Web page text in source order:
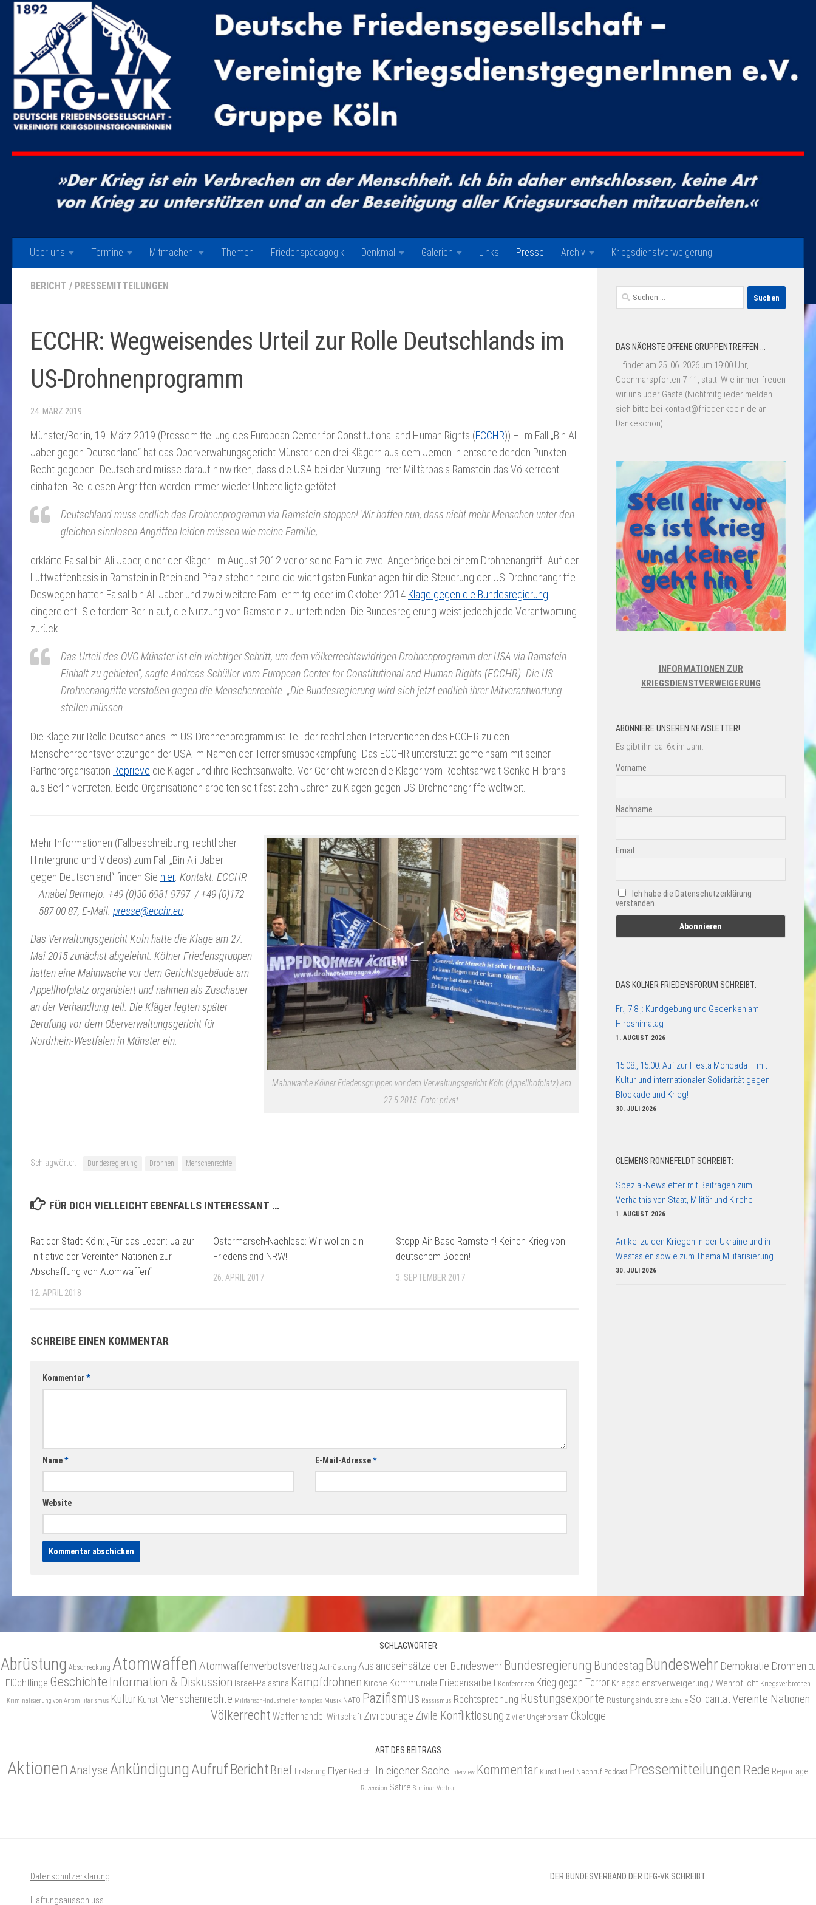
Zum Inhalt springen
Über uns Termine Mitmachen! Themen Friedenspädagogik Denkmal Galerien Links Presse Archiv Kriegsdienstverweigerung
BERICHT / PRESSEMITTEILUNGEN
ECCHR: Wegweisendes Urteil zur Rolle Deutschlands im
US-Drohnenprogramm
24. MÄRZ 2019
Münster/Berlin, 19. März 2019 (Pressemitteilung des European Center for Constitutional and Human Rights (ECCHR)) – Im Fall „Bin Ali
Jaber gegen Deutschland“ hat das Oberverwaltungsgericht Münster den drei Klägern aus dem Jemen in entscheidenden Punkten
Recht gegeben. Deutschland müsse darauf hinwirken, dass die USA bei der Nutzung ihrer Militärbasis Ramstein das Völkerrecht
einhalten. Bei diesen Angriffen werden immer wieder Unbeteiligte getötet.
Deutschland muss endlich das Drohnenprogramm via Ramstein stoppen! Wir hoffen nun, dass nicht mehr Menschen unter den
gleichen sinnlosen Angriffen leiden müssen wie meine Familie,
erklärte Faisal bin Ali Jaber, einer der Kläger. Im August 2012 verlor seine Familie zwei Angehörige bei einem Drohnenangriff. Auf der
Luftwaffenbasis in Ramstein in Rheinland-Pfalz stehen heute die wichtigsten Funkanlagen für die Steuerung der US-Drohnenangriffe.
Deswegen hatten Faisal bin Ali Jaber und zwei weitere Familienmitglieder im Oktober 2014 Klage gegen die Bundesregierung
eingereicht. Sie fordern Berlin auf, die Nutzung von Ramstein zu unterbinden. Die Bundesregierung weist jedoch jede Verantwortung
zurück.
Das Urteil des OVG Münster ist ein wichtiger Schritt, um dem völkerrechtswidrigen Drohnenprogramm der USA via Ramstein
Einhalt zu gebieten“, sagte Andreas Schüller vom European Center for Constitutional and Human Rights (ECCHR). Die US-
Drohnenangriffe verstoßen gegen die Menschenrechte. „Die Bundesregierung wird sich jetzt endlich ihrer Mitverantwortung
stellen müssen.
Die Klage zur Rolle Deutschlands im US-Drohnenprogramm ist Teil der rechtlichen Interventionen des ECCHR zu den
Menschenrechtsverletzungen der USA im Namen der Terrorismusbekämpfung. Das ECCHR unterstützt gemeinsam mit seiner
Partnerorganisation Reprieve die Kläger und ihre Rechtsanwälte. Vor Gericht werden die Kläger vom Rechtsanwalt Sönke Hilbrans
aus Berlin vertreten. Beide Organisationen arbeiten seit fast zehn Jahren zu Klagen gegen US-Drohnenangriffe weltweit.
Mahnwache Kölner Friedensgruppen vor dem Verwaltungsgericht Köln (Appellhofplatz) am
27.5.2015. Foto: privat.
Mehr Informationen (Fallbeschreibung, rechtlicher
Hintergrund und Videos) zum Fall „Bin Ali Jaber
gegen Deutschland“ finden Sie hier. Kontakt: ECCHR
– Anabel Bermejo: +49 (0)30 6981 9797 / +49 (0)172
– 587 00 87, E-Mail: presse@ecchr.eu
Das Verwaltungsgericht Köln hatte die Klage am 27.
Mai 2015 zunächst abgelehnt. Kölner Friedensgruppen
hatten eine Mahnwache vor dem Gerichtsgebäude am
Appellhofplatz organisiert und nahmen als Zuschauer
an der Verhandlung teil. Die Kläger legten später
Berufung vor dem Oberverwaltungsgericht für
Nordrhein-Westfalen in Münster ein.
Schlagwörter: Bundesregierung Drohnen Menschenrechte
FÜR DICH VIELLEICHT EBENFALLS INTERESSANT …
Rat der Stadt Köln: „Für das Leben: Ja zur
Initiative der Vereinten Nationen zur
Abschaffung von Atomwaffen“
12. APRIL 2018
Ostermarsch-Nachlese: Wir wollen ein
Friedensland NRW!
26. APRIL 2017
Stopp Air Base Ramstein! Keinen Krieg von
deutschem Boden!
3. SEPTEMBER 2017
SCHREIBE EINEN KOMMENTAR
Kommentar*
Name* E-Mail-Adresse*
Website
Suchen
nach:
DAS NÄCHSTE OFFENE GRUPPENTREFFEN ...
... findet am 25. 06. 2026 um 19:00 Uhr,
Obenmarspforten 7-11, statt. Wie immer freuen
wir uns über Gäste (Nichtmitglieder melden
sich bitte bei kontakt@friedenkoeln.de an -
Dankeschön).
INFORMATIONEN ZUR
KRIEGSDIENSTVERWEIGERUNG
ABONNIERE UNSEREN NEWSLETTER!
Es gibt ihn ca. 6x im Jahr.
Vorname
Nachname
Email
Ich habe die Datenschutzerklärung
verstanden.
DAS KÖLNER FRIEDENSFORUM SCHREIBT:
Fr., 7.8.,: Kundgebung und Gedenken am
Hiroshimatag
1. AUGUST 2026
15.08., 15:00: Auf zur Fiesta Moncada – mit
Kultur und internationaler Solidarität gegen
Blockade und Krieg!
30. JULI 2026
CLEMENS RONNEFELDT SCHREIBT:
Spezial-Newsletter mit Beiträgen zum
Verhältnis von Staat, Militär und Kirche
1. AUGUST 2026
Artikel zu den Kriegen in der Ukraine und in
Westasien sowie zum Thema Militarisierung
30. JULI 2026
SCHLAGWÖRTER
Abrüstung Abschreckung Atomwaffen Atomwaffenverbotsvertrag Aufrüstung Auslandseinsätze der Bundeswehr Bundesregierung Bundestag Bundeswehr Demokratie Drohnen EU
Flüchtlinge Geschichte Information & Diskussion Israel-Palästina Kampfdrohnen Kirche Kommunale Friedensarbeit Konferenzen Krieg gegen Terror Kriegsdienstverweigerung / Wehrpflicht Kriegsverbrechen
Kriminalisierung von Antimilitarismus Kultur Kunst Menschenrechte Militärisch-Industrieller Komplex Musik NATO Pazifismus Rassismus Rechtsprechung Rüstungsexporte Rüstungsindustrie Schule SolidaritätVereinte Nationen
Völkerrecht Waffenhandel Wirtschaft Zivilcourage Zivile Konfliktlösung Ziviler Ungehorsam Ökologie
ART DES BEITRAGS
Aktionen AnalyseAnkündigungAufrufBericht Brief Erklärung Flyer Gedicht In eigener Sache Interview Kommentar Kunst Lied Nachruf Podcast Pressemitteilungen Rede Reportage
Rezension Satire Seminar Vortrag
Datenschutzerklärung
Haftungsausschluss
DER BUNDESVERBAND DER DFG-VK SCHREIBT: